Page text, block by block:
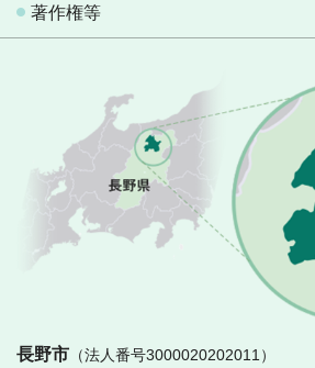
著作権等
長野市 （法人番号3000020202011）